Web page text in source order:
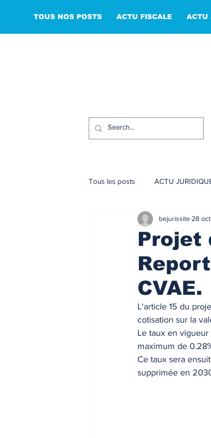
TOUS NOS POSTS ACTU FISCALE ACTU
Tous les posts ACTU
Finances/Investissement
Prix de l'immobilier
ACTU FISCALE Fiscalité
ACTU PRO
Projet
CVAE.
bejurissite28
L'article 15 du
cotisation sur la
Le taux en
maximum de
Ce taux sera
supprimée en